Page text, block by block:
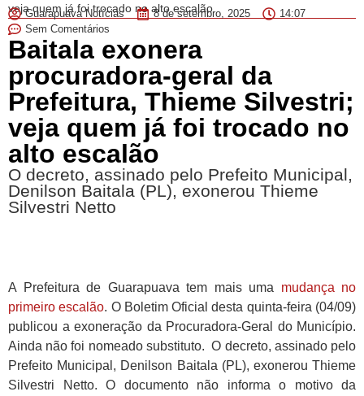
veja quem já foi trocado no alto escalão
Guarapuava Notícias 8 de setembro, 2025
14:07
Sem Comentários
Baitala exonera
procuradora-geral da
Prefeitura, Thieme Silvestri;
veja quem já foi trocado no
alto escalão
O decreto, assinado pelo Prefeito Municipal,
Denilson Baitala (PL), exonerou Thieme
Silvestri Netto
A Prefeitura de Guarapuava tem mais uma mudança no
primeiro escalão. O Boletim Oficial desta quinta-feira (04/09)
publicou a exoneração da Procuradora-Geral do Município.
Ainda não foi nomeado substituto. O decreto, assinado pelo
Prefeito Municipal, Denilson Baitala (PL), exonerou Thieme
Silvestri Netto. O documento não informa o motivo da